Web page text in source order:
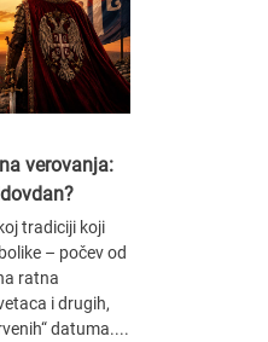
verovanja:
tradiciji koji
– počev od
ratna
i drugih,
datuma....